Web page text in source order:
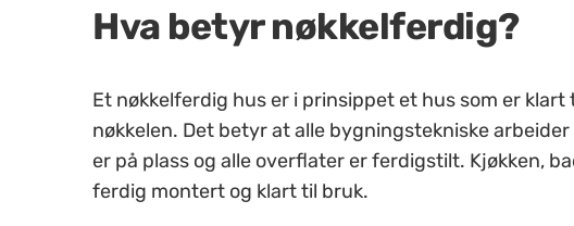
Hva betyr nøkkelferdig?
Et nøkkelferdig hus er i prinsippet et hus som er
nøkkelen. Det betyr at alle bygningstekniske
er på plass og alle overflater er ferdigstilt. Kjøkken,
ferdig montert og klart til bruk.